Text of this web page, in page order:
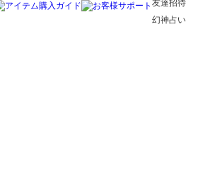
友達招待
幻神占い